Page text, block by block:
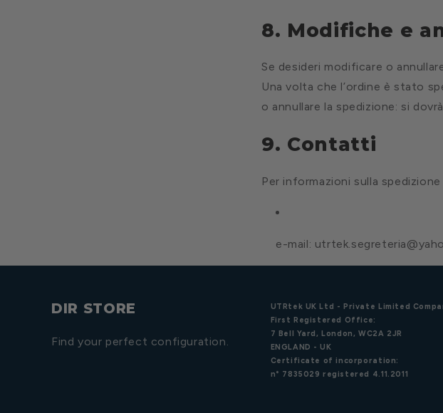
8. Modifiche e
Se desideri modificare o
Una volta che l’ordine è stato
o annullare la spedizione: si
9. Contatti
Per informazioni sulla
e-mail:
DIR STORE
Find your perfect configuration.
UTRtek UK Ltd - Private Limited
First Registered Office:
7 Bell Yard, London, WC2A 2JR
ENGLAND - UK
Certificate of incorporation:
n° 7835029 registered 4.11.2011